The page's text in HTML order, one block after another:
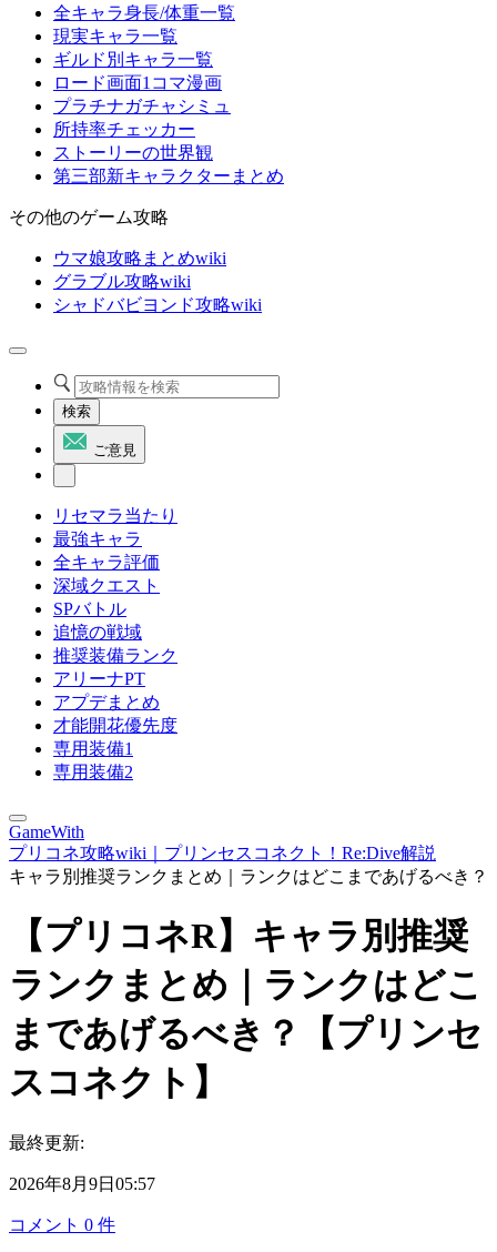
全キャラ身長/体重一覧
現実キャラ一覧
ギルド別キャラ一覧
ロード画面1コマ漫画
プラチナガチャシミュ
所持率チェッカー
ストーリーの世界観
第三部新キャラクターまとめ
その他のゲーム攻略
ウマ娘攻略まとめwiki
グラブル攻略wiki
シャドバビヨンド攻略wiki
検索
ご意見
リセマラ当たり
最強キャラ
全キャラ評価
深域クエスト
SPバトル
追憶の戦域
推奨装備ランク
アリーナPT
アプデまとめ
才能開花優先度
専用装備1
専用装備2
GameWith
プリコネ攻略wiki｜プリンセスコネクト！Re:Dive解説
キャラ別推奨ランクまとめ｜ランクはどこまであげるべき？
【プリコネR】キャラ別推奨
ランクまとめ｜ランクはどこ
まであげるべき？【プリンセ
スコネクト】
最終更新:
2026年8月9日05:57
コメント 0 件